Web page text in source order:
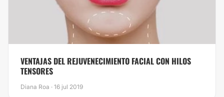
VENTAJAS DEL REJUVENECIMIENTO FACIAL CON HILOS
TENSORES
Diana Roa · 16 jul 2019